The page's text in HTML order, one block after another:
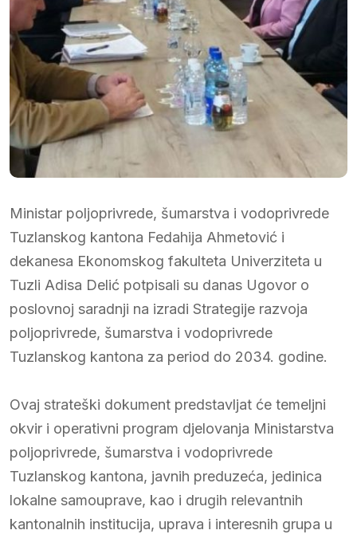
Ministar poljoprivrede, šumarstva i vodoprivrede
Tuzlanskog kantona Fedahija Ahmetović i
dekanesa Ekonomskog fakulteta Univerziteta u
Tuzli Adisa Delić potpisali su danas Ugovor o
poslovnoj saradnji na izradi Strategije razvoja
poljoprivrede, šumarstva i vodoprivrede
Tuzlanskog kantona za period do 2034. godine.
Ovaj strateški dokument predstavljat će temeljni
okvir i operativni program djelovanja Ministarstva
poljoprivrede, šumarstva i vodoprivrede
Tuzlanskog kantona, javnih preduzeća, jedinica
lokalne samouprave, kao i drugih relevantnih
kantonalnih institucija, uprava i interesnih grupa u